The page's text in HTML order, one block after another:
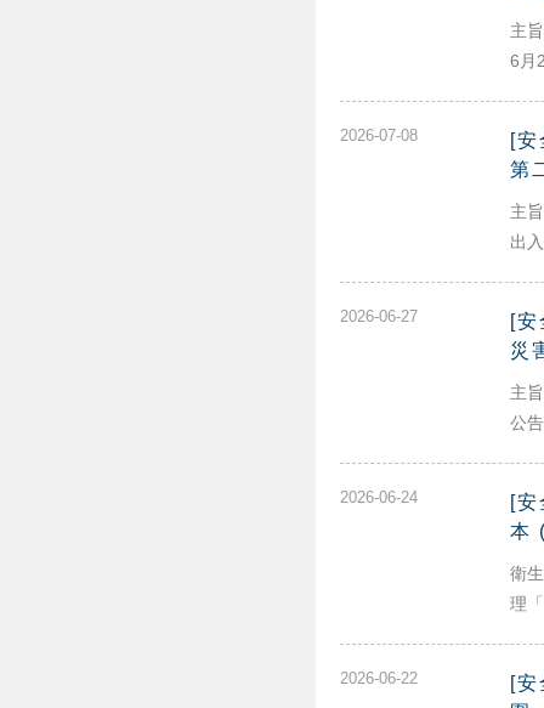
主
6月
2026-07-08
[安
第
主
出
2026-06-27
[
災
主
公
2026-06-24
[安
本
衛
理
2026-06-22
[安